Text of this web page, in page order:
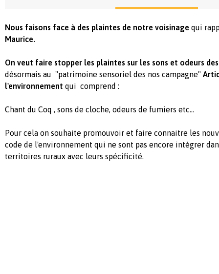
Nous faisons face à des plaintes de notre voisinage qui
Maurice.
On veut faire stopper les plaintes sur les sons et odeurs
désormais au "patrimoine sensoriel des nos campagne"
l'environnement qui comprend :
Chant du Coq , sons de cloche, odeurs de fumiers etc...
Pour cela on souhaite promouvoir et faire connaitre les
code de l'environnement qui ne sont pas encore intégrer
territoires ruraux avec leurs spécificité.